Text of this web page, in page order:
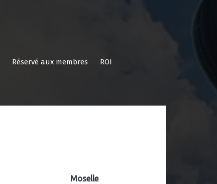
Réservé aux membres ROI
Moselle